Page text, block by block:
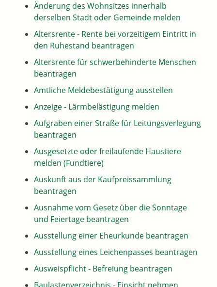
Änderung des Wohnsitzes innerhalb
derselben Stadt oder Gemeinde melden
Altersrente - Rente bei vorzeitigem Eintritt in
den Ruhestand beantragen
Altersrente für schwerbehinderte Menschen
beantragen
Amtliche Meldebestätigung ausstellen
Anzeige - Lärmbelästigung melden
Aufgraben einer Straße für Leitungsverlegung
beantragen
Ausgesetzte oder freilaufende Haustiere
melden (Fundtiere)
Auskunft aus der Kaufpreissammlung
beantragen
Ausnahme vom Gesetz über die Sonntage
und Feiertage beantragen
Ausstellung einer Eheurkunde beantragen
Ausstellung eines Leichenpasses beantragen
Ausweispflicht - Befreiung beantragen